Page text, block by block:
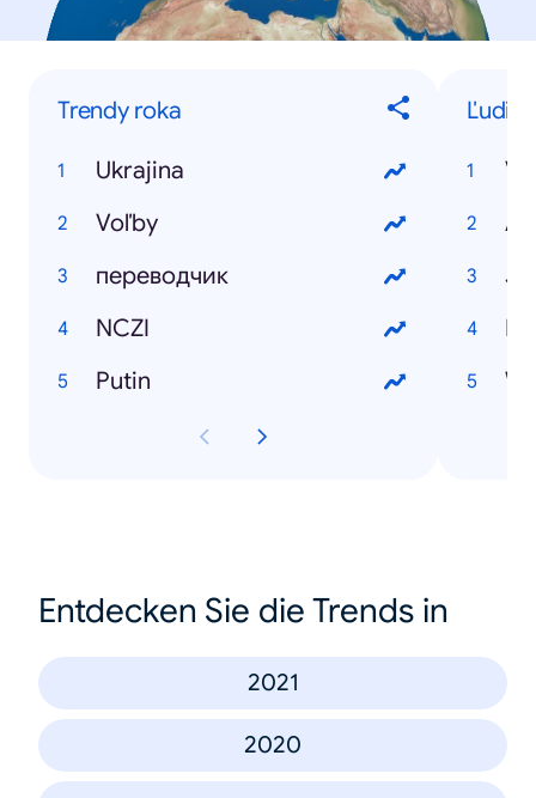
Trendy roka
Ukrajina
Voľby
переводчик
NCZI
Putin
Ľudia
Entdecken Sie die Trends in
2021
2020